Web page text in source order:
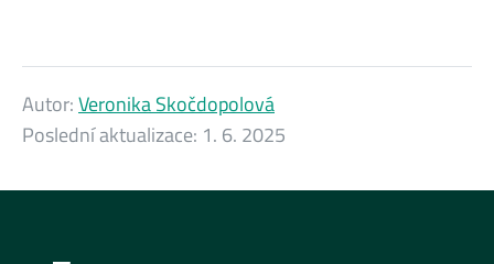
Autor:Veronika Skočdopolová
Poslední aktualizace: 1. 6. 2025